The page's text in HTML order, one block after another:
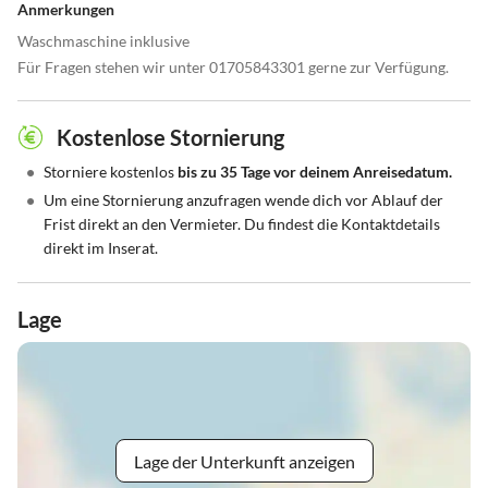
Anmerkungen
Waschmaschine inklusive
Für Fragen stehen wir unter 01705843301 gerne zur Verfügung.
Kostenlose Stornierung
• Storniere kostenlos bis zu 35 Tage vor deinem Anreisedatum.
• Um eine Stornierung anzufragen wende dich vor Ablauf der
Frist direkt an den Vermieter. Du findest die Kontaktdetails
direkt im Inserat.
Lage
Lage der Unterkunft anzeigen